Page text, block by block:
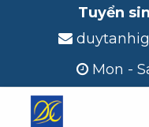
Tuyển
Mon -